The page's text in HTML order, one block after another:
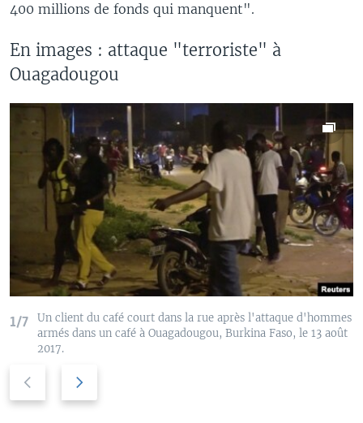
400 millions de fonds qui manquent".
En images : attaque "terroriste" à
Ouagadougou
1/7
Un client du café court dans la rue après l'attaque d'hommes
armés dans un café à Ouagadougou, Burkina Faso, le 13 août
2017.